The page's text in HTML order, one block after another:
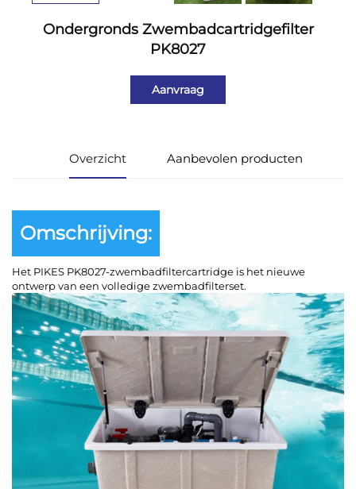
Ondergronds Zwembadcartridgefilter
PK8027
Aanvraag
Overzicht Aanbevolen producten
Omschrijving:
Het PIKES PK8027-zwembadfiltercartridge is het nieuwe
ontwerp van een volledige zwembadfilterset.